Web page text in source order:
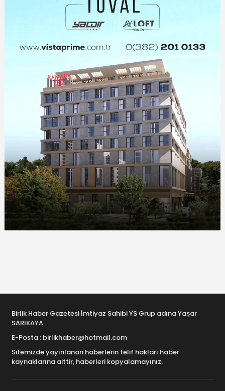
Birlik Haber Gazetesi İmtiyaz Sahibi YS Grup adına Yaşar
SARIKAYA
E-Posta : birlikhaber@hotmail.com
Sitemizde yayınlanan haberlerin telif hakları haber
kaynaklarına aittir, haberleri kopyalamayınız.